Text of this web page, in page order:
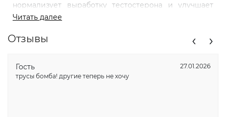
нормализует выработку тестостерона и улучшает
качество сперматозоидов! Боксеры обеспечивают
дизайну. Эти спортивные боксеры подходят для
активного образа жизни. Трусики обтягивающие, что
чувствовать себя свободно в любой ситуации. Эти
хлопковые боксеры отличаются премиум качеством.
Читать далее
Отзывы
Гость
27.01.2026
трусы бомба! другие теперь не хочу
‹ ›